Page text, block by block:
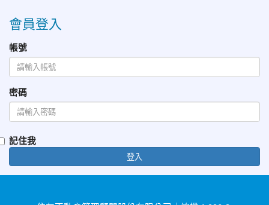
會員登入
帳號
密碼
記住我
登入